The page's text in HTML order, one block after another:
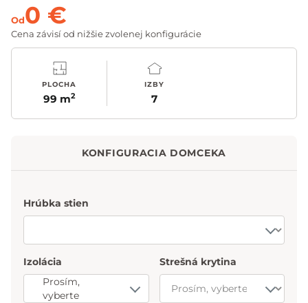
Od0 €
Cena závisí od nižšie zvolenej konfigurácie
PLOCHA
99 m2
IZBY
7
KONFIGURACIA DOMCEKA
Hrúbka stien
Izolácia
Prosím,
vyberte
Strešná krytina